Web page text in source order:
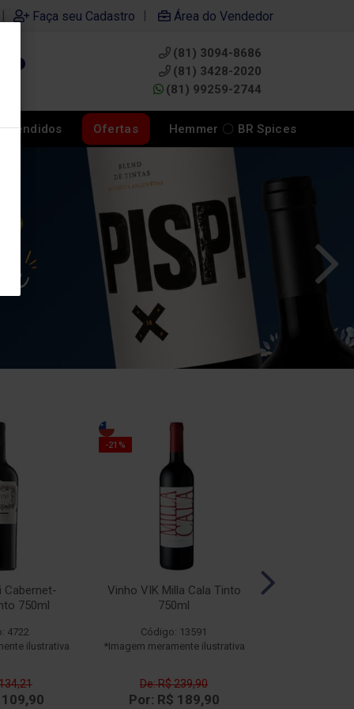
| Faça seu Cadastro | Área do Vendedor
(81) 3094-8686
(81) 3428-2020
(81) 99259-2744
Vendidos Ofertas Hemmer 〇 BR Spices
Cabernet-
750ml
4722
ilustrativa
-21%
Vinho VIK Milla Cala Tinto
750ml
Código: 13591
*Imagem meramente ilustrativa
De: R$ 239,90
Por: R$ 189,90